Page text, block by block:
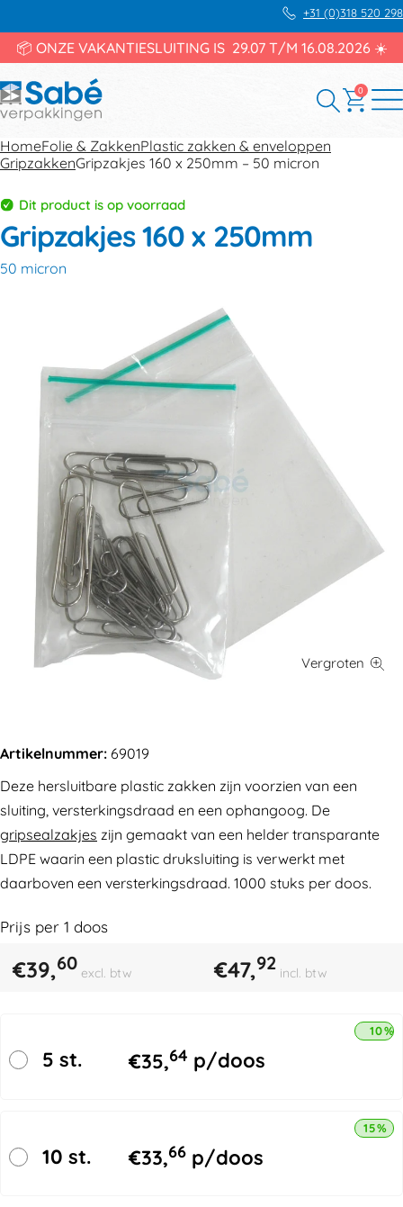
+31 (0)318 520 298
📦 ONZE VAKANTIESLUITING IS 29.07 T/M 16.08.2026 ☀️
0
HomeFolie & ZakkenPlastic zakken & enveloppen
GripzakkenGripzakjes 160 x 250mm – 50 micron
Dit product is op voorraad
Gripzakjes 160 x 250mm
50 micron
Artikelnummer: 69019
Deze hersluitbare plastic zakken zijn voorzien van een
sluiting, versterkingsdraad en een ophangoog. De
gripsealzakjes zijn gemaakt van een helder transparante
LDPE waarin een plastic druksluiting is verwerkt met
daarboven een versterkingsdraad. 1000 stuks per doos.
Prijs per 1 doos
€39,60 excl. btw €47,92 incl. btw
5 st. €35,64 p/doos
10%
10 st. €33,66 p/doos
15%